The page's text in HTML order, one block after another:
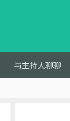
与主持人聊聊